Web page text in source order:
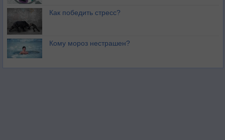
Как победить стресс?
Кому мороз нестрашен?